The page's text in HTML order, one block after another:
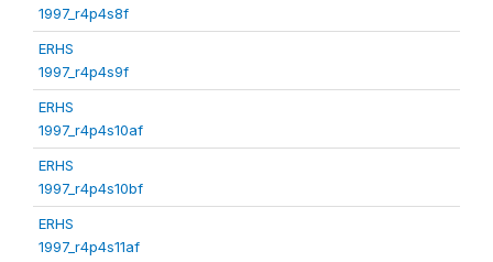
1997_r4p4s8f
ERHS
1997_r4p4s9f
ERHS
1997_r4p4s10af
ERHS
1997_r4p4s10bf
ERHS
1997_r4p4s11af